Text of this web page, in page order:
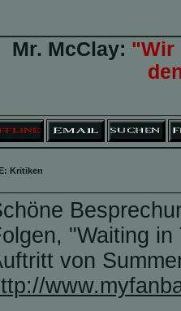
Mr. McClay: "Wir
Kritiken
"Waiting
von